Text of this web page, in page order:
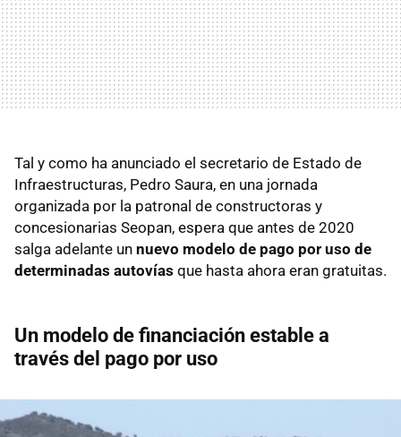
Tal y como ha anunciado el secretario de Estado de
Infraestructuras, Pedro Saura, en una jornada
organizada por la patronal de constructoras y
concesionarias Seopan, espera que antes de 2020
salga adelante un nuevo modelo de pago por uso de
determinadas autovías que hasta ahora eran gratuitas.
Un modelo de financiación estable a
través del pago por uso